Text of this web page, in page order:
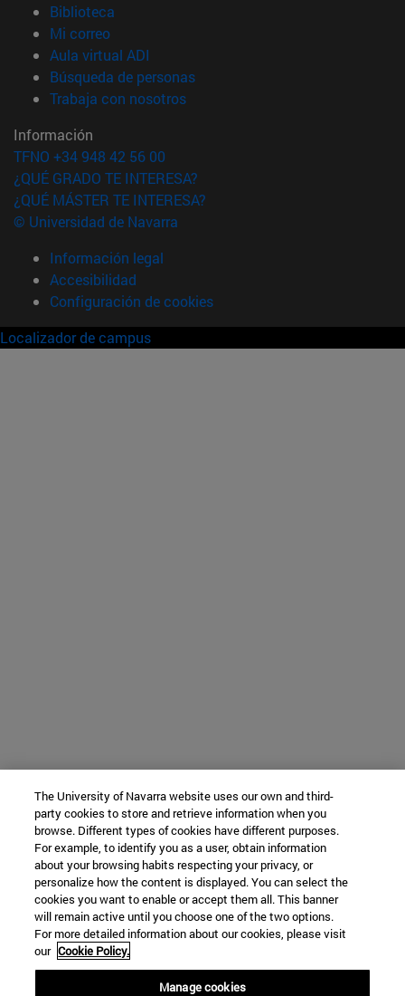
Biblioteca
Mi correo(abre en nueva ventana)
Aula virtual ADI
Búsqueda de personas(abre en nueva ventana)
Trabaja con nosotros(abre en nueva ventana)
Información
TFNO +34 948 42 56 00
¿QUÉ GRADO TE INTERESA?
¿QUÉ MÁSTER TE INTERESA?
© Universidad de Navarra
Información legal
Accesibilidad
Configuración de cookies
Localizador de campus
The University of Navarra website uses our own and third-
party cookies to store and retrieve information when you
browse. Different types of cookies have different purposes.
For example, to identify you as a user, obtain information
about your browsing habits respecting your privacy, or
personalize how the content is displayed. You can select the
cookies you want to enable or accept them all. This banner
will remain active until you choose one of the two options.
For more detailed information about our cookies, please visit
our Cookie Policy.
Manage cookies